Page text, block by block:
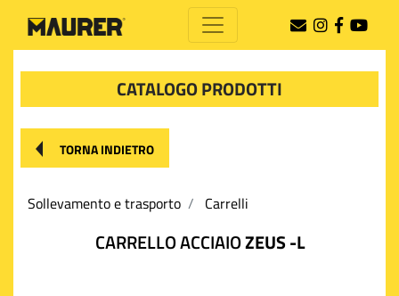
CATALOGO PRODOTTI
TORNA INDIETRO
Sollevamento e trasporto Carrelli
CARRELLO ACCIAIOZEUS -L